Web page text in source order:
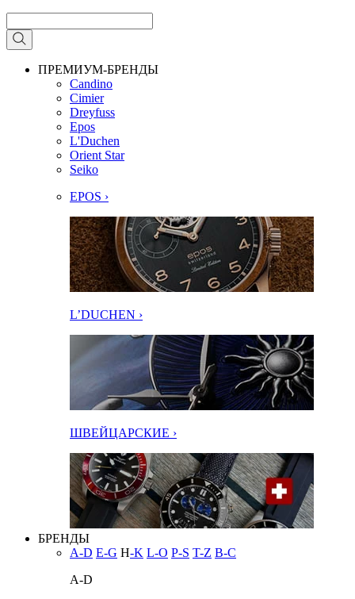
ПРЕМИУМ-БРЕНДЫ
Candino
Cimier
Dreyfuss
Epos
L'Duchen
Orient Star
Seiko
EPOS ›
L’DUCHEN ›
ШВЕЙЦАРСКИЕ ›
БРЕНДЫ
A-D E-G H-K L-O P-S T-Z В-С
A-D